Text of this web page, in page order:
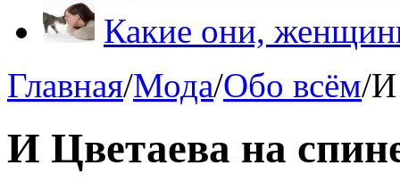
Какие они,
Главная/Мода/Обо всём/И
И Цветаева на